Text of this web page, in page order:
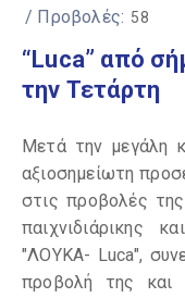
/ Προβολές: 58
“Luca” από
την Τετάρτη
Μετά την μεγάλη
αξιοσημείωτη
στις προβολές
παιχνιδιάρικης
"ΛΟΥΚΑ- Luca",
προβολή της και